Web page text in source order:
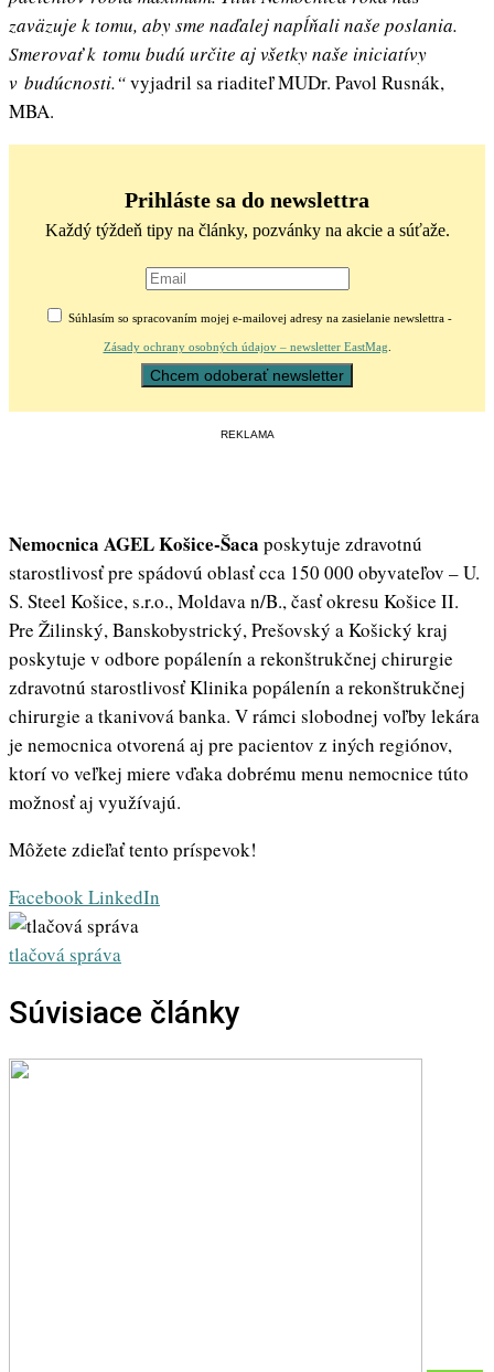
zaväzuje k tomu, aby sme naďalej napĺňali naše poslania.
Smerovať k tomu budú určite aj všetky naše iniciatívy
v budúcnosti.“vyjadril sa riaditeľ MUDr. Pavol Rusnák,
MBA.
Prihláste sa do newslettra
Každý týždeň tipy na články, pozvánky na akcie a súťaže.
Súhlasím so spracovaním mojej e-mailovej adresy na zasielanie newslettra -
Zásady ochrany osobných údajov – newsletter EastMag
REKLAMA
Nemocnica AGEL Košice-Šaca poskytuje zdravotnú
starostlivosť pre spádovú oblasť cca 150 000 obyvateľov – U.
S. Steel Košice, s.r.o., Moldava n/B., časť okresu Košice II.
Pre Žilinský, Banskobystrický, Prešovský a Košický kraj
poskytuje v odbore popálenín a rekonštrukčnej chirurgie
zdravotnú starostlivosť Klinika popálenín a rekonštrukčnej
chirurgie a tkanivová banka. V rámci slobodnej voľby lekára
je nemocnica otvorená aj pre pacientov z iných regiónov,
ktorí vo veľkej miere vďaka dobrému menu nemocnice túto
možnosť aj využívajú.
Môžete zdieľať tento príspevok!
FacebookLinkedIn
tlačová správa
Súvisiace články